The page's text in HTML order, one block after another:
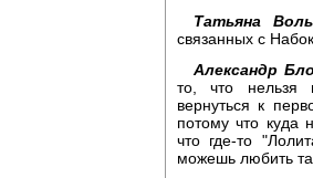
Татьяна
связанных с
Александр
то, что нельзя
вернуться к
потому что куда
что где-то
можешь любить